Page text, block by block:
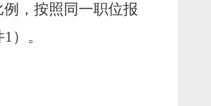
， 按照 同一职位报
1）。